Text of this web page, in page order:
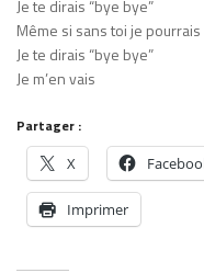
Je te dirais “bye bye”
Même si sans toi je pourrais
Je te dirais “bye bye”
Je m’en vais
Partager :
X
Imprimer